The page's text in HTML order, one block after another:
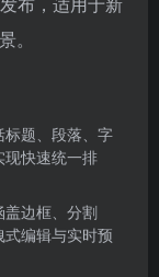
。
标题、段落、字
快速统一排
边框、分割
编辑与实时预